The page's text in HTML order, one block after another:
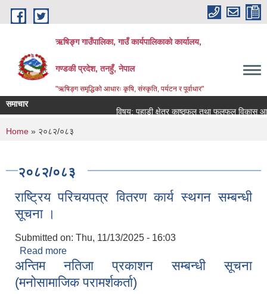
Skip to main content
ऋषिङ्ग गाउँपालिका, गाउँ कार्यपालिकाको कार्यालय,
गण्डकी प्रदेश, तनहुँ, नेपाल
"ऋषिङ्ग समृद्धिको आधारः कृषि, संस्कृति, पर्यटन र पूर्वाधार"
समाचार
विषय: पहाडी क्षेत्र काष्ठफल तथा फलफूल विकास
You are here
Home » २०८२/०८३
२०८२/०८३
राष्ट्रिय परिचयपत्र वितरण कार्य स्थगन सम्बन्धी
सूचना ।
Submitted on: Thu, 11/13/2025 - 16:03
Read more
सूचना ।
अन्तिम नतिजा प्रकाशन सम्बन्धी सूचना
(मनोसामाजिक परामर्शकर्ता)